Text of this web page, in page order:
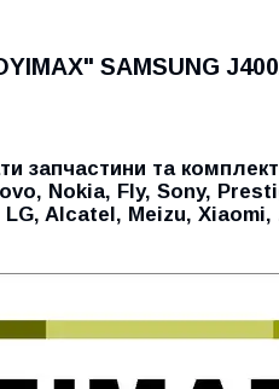
SAMSUNG
запчастини та
Nokia, Fly, Sony,
LG, Alcatel, Meizu, Xiaomi,